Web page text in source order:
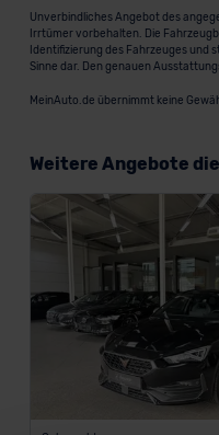
Unverbindliches Angebot des
Irrtümer vorbehalten. Die
Identifizierung des Fahrzeuges und
Sinne dar. Den genauen
MeinAuto.de übernimmt keine
Weitere Angebote